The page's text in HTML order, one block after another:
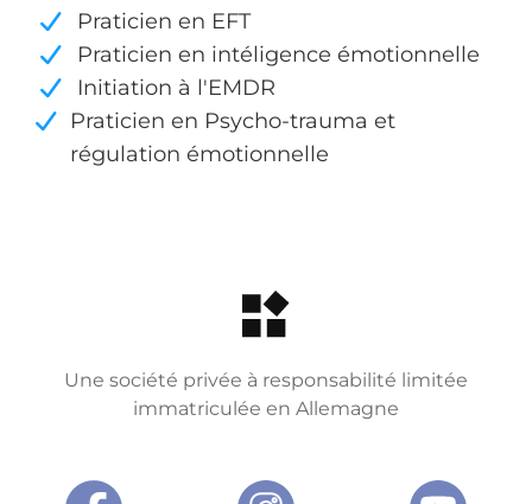
Praticien en EFT
Praticien en intéligence émotionnelle
Initiation à l'EMDR
Praticien en Psycho-trauma et
régulation émotionnelle
Une société privée à responsabilité limitée
immatriculée en Allemagne